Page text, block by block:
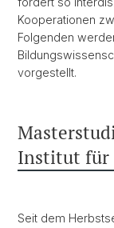
Kooperationen
Folgenden
vorgestellt.
Institut für
Seit dem